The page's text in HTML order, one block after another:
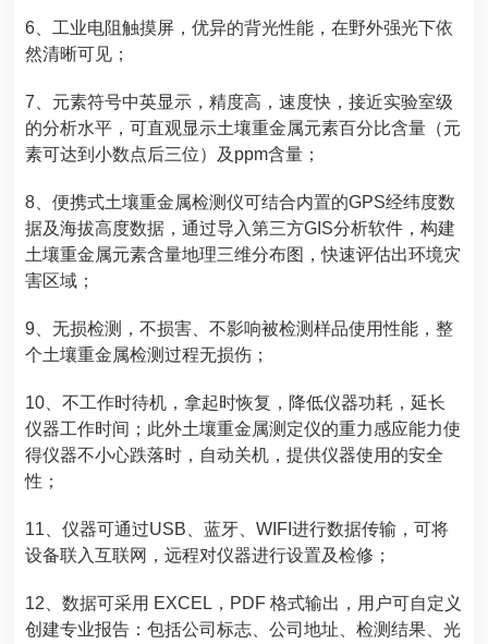
6、工业电阻触摸屏，优异的背光性能，在野外强光下依
然清晰可见；
7、元素符号中英显示，精度高，速度快，接近实验室级
的分析水平，可直观显示土壤重金属元素百分比含量（元
素可达到小数点后三位）及ppm含量；
8、便携式土壤重金属检测仪可结合内置的GPS经纬度数
据及海拔高度数据，通过导入第三方GIS分析软件，构建
土壤重金属元素含量地理三维分布图，快速评估出环境灾
害区域；
9、无损检测，不损害、不影响被检测样品使用性能，整
个土壤重金属检测过程无损伤；
10、不工作时待机，拿起时恢复，降低仪器功耗，延长
仪器工作时间；此外土壤重金属测定仪的重力感应能力使
得仪器不小心跌落时，自动关机，提供仪器使用的安全
性；
11、仪器可通过USB、蓝牙、WIFI进行数据传输，可将
设备联入互联网，远程对仪器进行设置及检修；
12、数据可采用 EXCEL，PDF 格式输出，用户可自定义
创建专业报告：包括公司标志、公司地址、检测结果、光